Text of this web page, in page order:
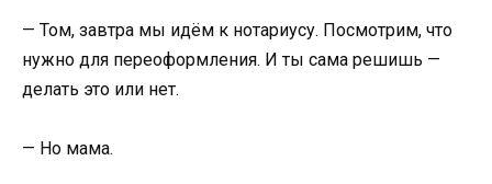
— Том, завтра мы идём к нотариусу. Посмотрим, что
нужно для переоформления. И ты сама решишь —
делать это или нет.
— Но мама.